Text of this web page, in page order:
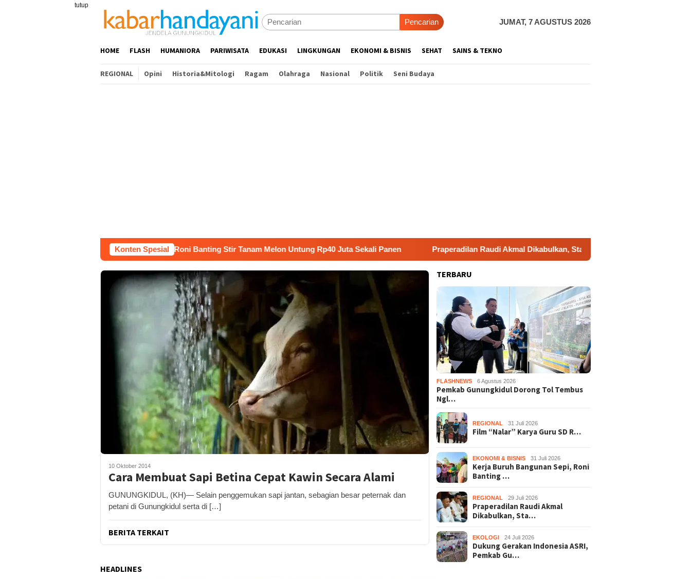
tutup
Pencarian JUMAT, 7 AGUSTUS 2026
HOME FLASH HUMANIORA PARIWISATA EDUKASI LINGKUNGAN EKONOMI & BISNIS SEHAT SAINS & TEKNO
REGIONAL Opini Historia&Mitologi Ragam Olahraga Nasional Politik Seni Budaya
Konten Spesial
Kerja Buruh Bangunan Sepi, Roni Banting Stir Tanam Melon Untung Rp40 Juta Sekali Panen Praperadilan Raudi Akmal Dikabulkan, Status Tersangka Gugur
10 Oktober 2014
Cara Membuat Sapi Betina Cepat Kawin Secara Alami
GUNUNGKIDUL, (KH)— Selain penggemukan sapi jantan, sebagian besar peternak dan
petani di Gunungkidul serta di […]
BERITA TERKAIT
HEADLINES
TERBARU
FLASHNEWS 6 Agustus 2026
Pemkab Gunungkidul Dorong Tol Tembus
Ngl…
REGIONAL 31 Juli 2026
Film “Nalar” Karya Guru SD R…
EKONOMI & BISNIS 31 Juli 2026
Kerja Buruh Bangunan Sepi, Roni
Banting …
REGIONAL 29 Juli 2026
Praperadilan Raudi Akmal
Dikabulkan, Sta…
EKOLOGI 24 Juli 2026
Dukung Gerakan Indonesia ASRI,
Pemkab Gu…